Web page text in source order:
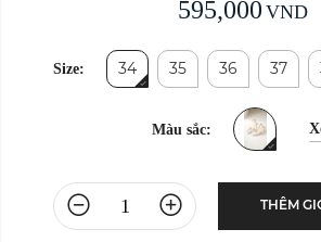
595,000 VND
Size: 34 35 36 37
Màu sắc:
THÊM